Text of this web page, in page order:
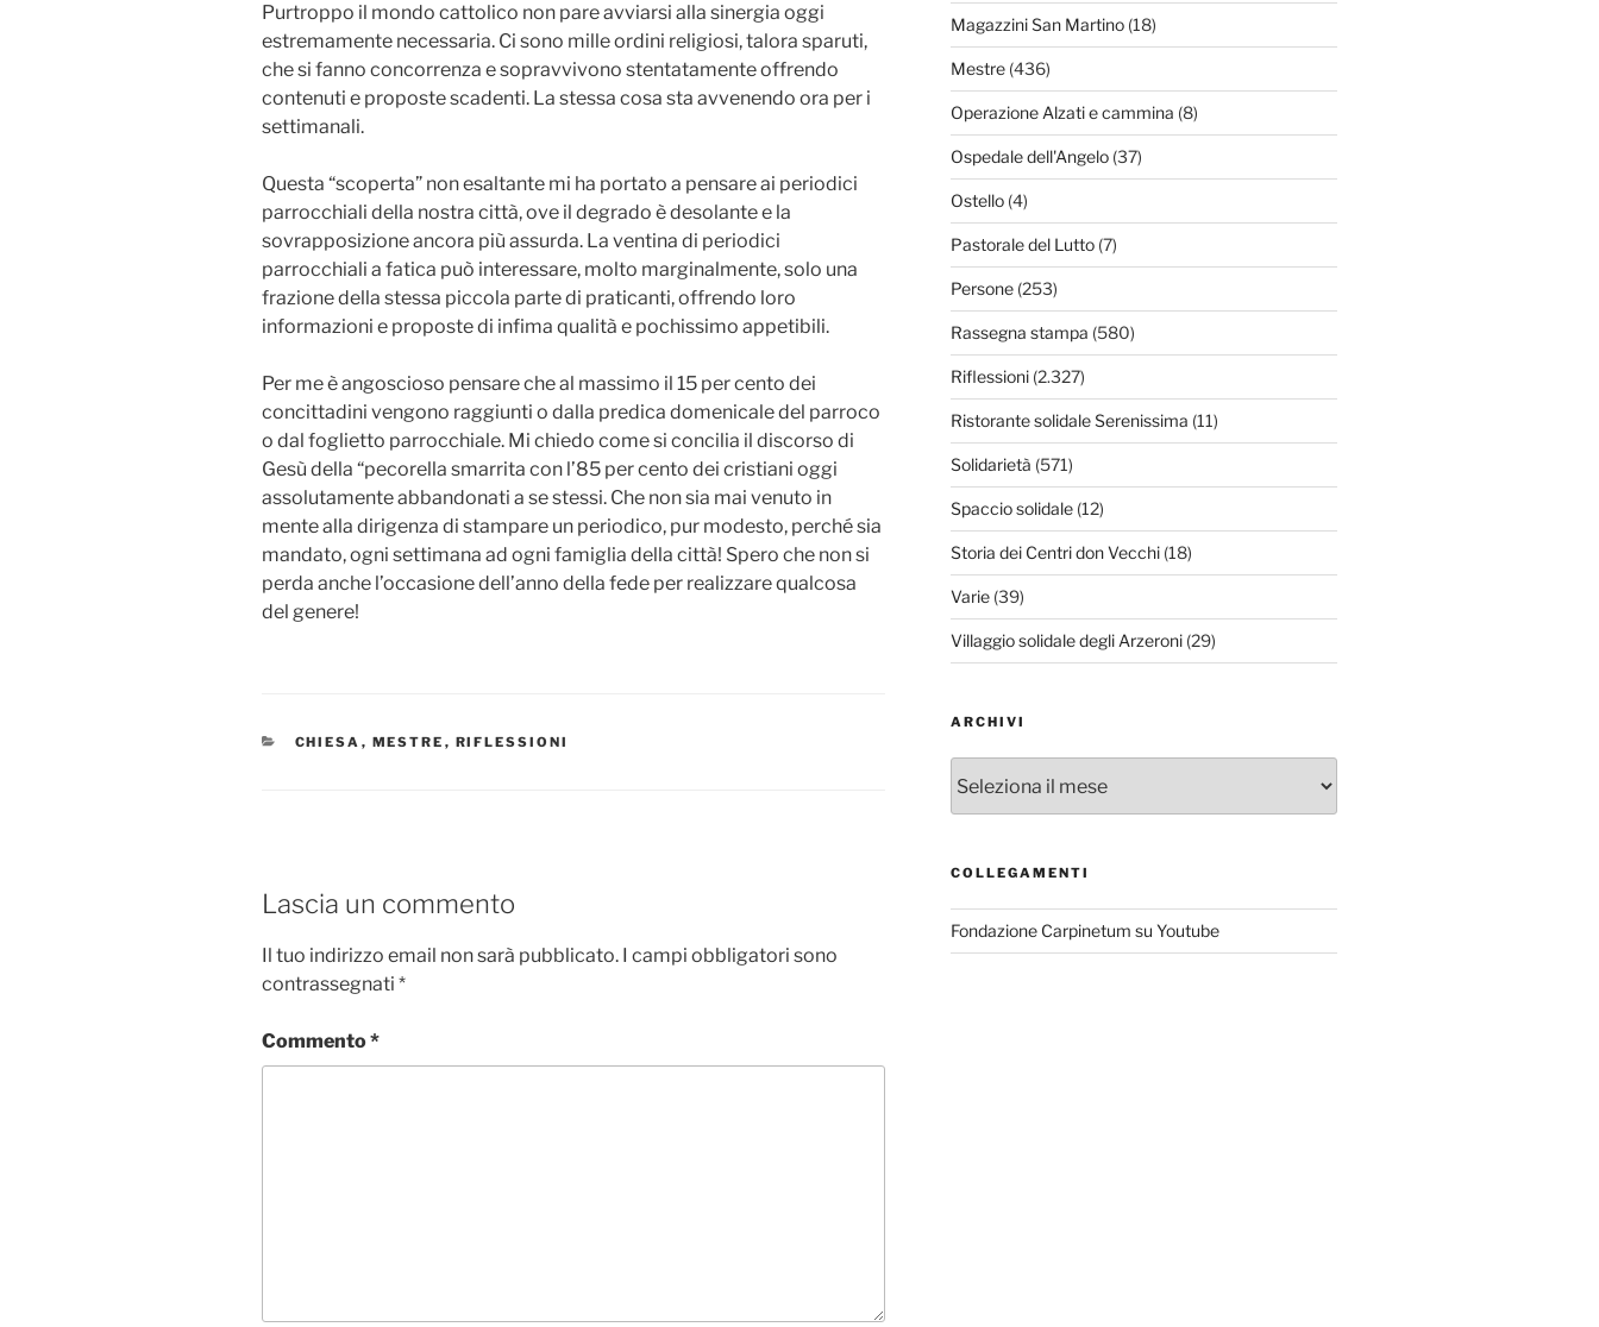
Purtroppo il mondo cattolico non pare avviarsi alla sinergia oggi
estremamente necessaria. Ci sono mille ordini religiosi, talora sparuti,
che si fanno concorrenza e sopravvivono stentatamente offrendo
contenuti e proposte scadenti. La stessa cosa sta avvenendo ora per i
settimanali.
Questa “scoperta” non esaltante mi ha portato a pensare ai periodici
parrocchiali della nostra città, ove il degrado è desolante e la
sovrapposizione ancora più assurda. La ventina di periodici
parrocchiali a fatica può interessare, molto marginalmente, solo una
frazione della stessa piccola parte di praticanti, offrendo loro
informazioni e proposte di infima qualità e pochissimo appetibili.
Per me è angoscioso pensare che al massimo il 15 per cento dei
concittadini vengono raggiunti o dalla predica domenicale del parroco
o dal foglietto parrocchiale. Mi chiedo come si concilia il discorso di
Gesù della “pecorella smarrita con l’85 per cento dei cristiani oggi
assolutamente abbandonati a se stessi. Che non sia mai venuto in
mente alla dirigenza di stampare un periodico, pur modesto, perché sia
mandato, ogni settimana ad ogni famiglia della città! Spero che non si
perda anche l’occasione dell’anno della fede per realizzare qualcosa
del genere!
CATEGORIE
CHIESA , MESTRE , RIFLESSIONI
Lascia un commento
Il tuo indirizzo email non sarà pubblicato. I campi obbligatori sono
contrassegnati *
Commento*
Magazzini San Martino(18)
Mestre(436)
Operazione Alzati e cammina (8)
Ospedale dell'Angelo(37)
Ostello(4)
Pastorale del Lutto(7)
Persone(253)
Rassegna stampa (580)
Riflessioni(2.327)
Ristorante solidale Serenissima (11)
Solidarietà (571)
Spaccio solidale(12)
Storia dei Centri don Vecchi(18)
Varie(39)
Villaggio solidale degli Arzeroni(29)
ARCHIVI
COLLEGAMENTI
Fondazione Carpinetum su Youtube